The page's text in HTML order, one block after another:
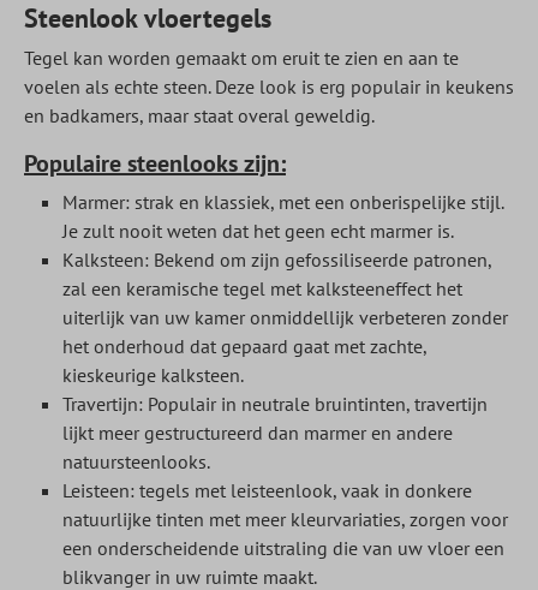
Steenlook vloertegels
Tegel kan worden gemaakt om eruit te zien en aan te
voelen als echte steen. Deze look is erg populair in keukens
en badkamers, maar staat overal geweldig.
Populaire steenlooks zijn:
Marmer: strak en klassiek, met een onberispelijke stijl.
Je zult nooit weten dat het geen echt marmer is.
Kalksteen: Bekend om zijn gefossiliseerde patronen,
zal een keramische tegel met kalksteeneffect het
uiterlijk van uw kamer onmiddellijk verbeteren zonder
het onderhoud dat gepaard gaat met zachte,
kieskeurige kalksteen.
Travertijn: Populair in neutrale bruintinten, travertijn
lijkt meer gestructureerd dan marmer en andere
natuursteenlooks.
Leisteen: tegels met leisteenlook, vaak in donkere
natuurlijke tinten met meer kleurvariaties, zorgen voor
een onderscheidende uitstraling die van uw vloer een
blikvanger in uw ruimte maakt.